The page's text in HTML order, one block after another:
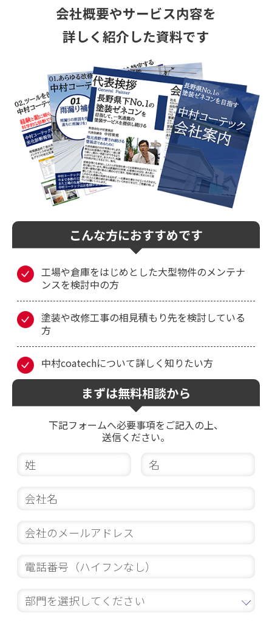
会社概要やサービス内容を
詳しく紹介した資料です
こんな方におすすめです
工場や倉庫をはじめとした大型物件のメンテナ
ンスを検討中の方
塗装や改修工事の相見積もり先を検討している
方
中村coatechについて詳しく知りたい方
まずは無料相談から
下記フォームへ必要事項をご記入の上、
送信ください。